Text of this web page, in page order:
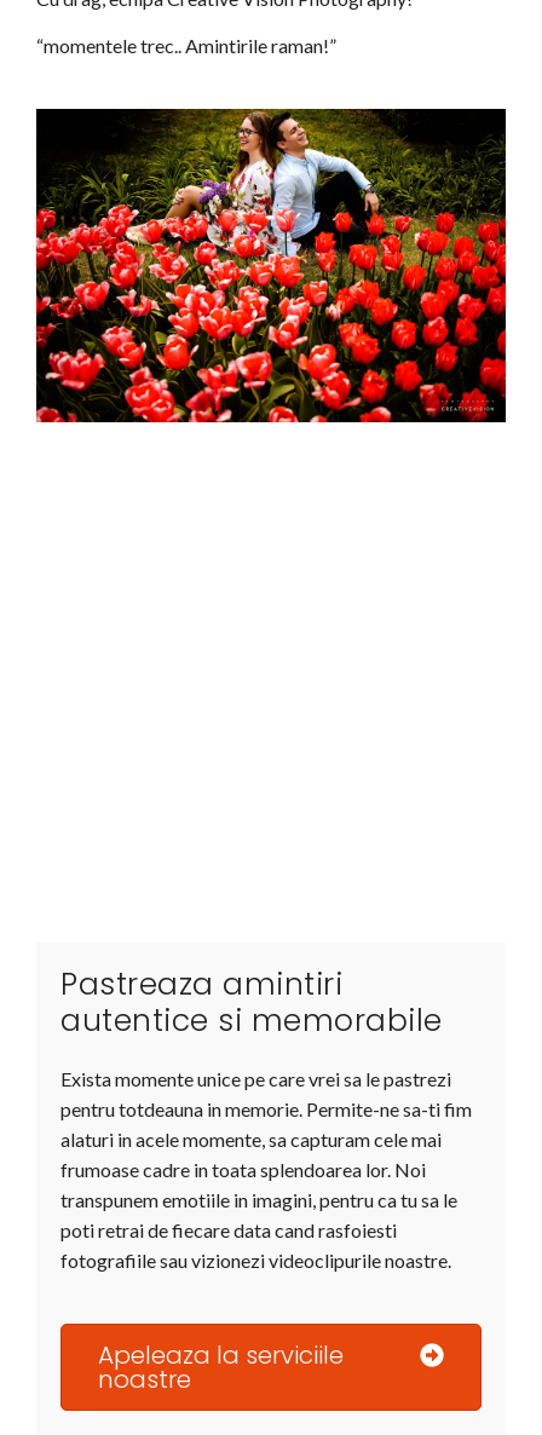
“momentele trec.. Amintirile raman!”
Pastreaza amintiri
autentice si memorabile
Exista momente unice pe care vrei sa le pastrezi
pentru totdeauna in memorie. Permite-ne sa-ti fim
alaturi in acele momente, sa capturam cele mai
frumoase cadre in toata splendoarea lor. Noi
transpunem emotiile in imagini, pentru ca tu sa le
poti retrai de fiecare data cand rasfoiesti
fotografiile sau vizionezi videoclipurile noastre.
Apeleaza la serviciile
noastre